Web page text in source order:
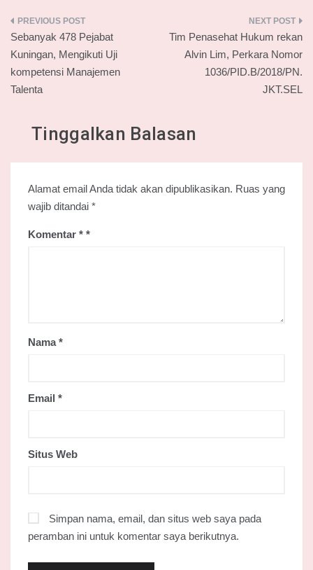
Navigasi
pos
Sebanyak 478 Pejabat
Kuningan, Mengikuti Uji
kompetensi Manajemen
Talenta
Tim Penasehat Hukum rekan
Alvin Lim, Perkara Nomor
1036/PID.B/2018/PN.
JKT.SEL
Tinggalkan Balasan
Alamat email Anda tidak akan dipublikasikan. Ruas yang
wajib ditandai *
Komentar *
Nama*
Email *
Situs Web
Simpan nama, email, dan situs web saya pada
peramban ini untuk komentar saya berikutnya.